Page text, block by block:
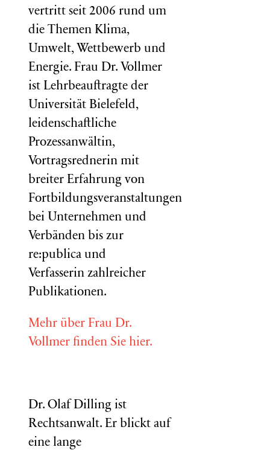
vertritt seit 2006 rund um
die Themen Klima,
Umwelt, Wettbewerb und
Energie. Frau Dr. Vollmer
ist Lehrbeauftragte der
Universität Bielefeld,
leidenschaftliche
Prozessanwältin,
Vortragsrednerin mit
breiter Erfahrung von
Fortbildungsveranstaltungen
bei Unternehmen und
Verbänden bis zur
re:publica und
Verfasserin zahlreicher
Publikationen.
Mehr über Frau Dr.
Vollmer finden Sie hier.
Dr. Olaf Dilling ist
Rechtsanwalt. Er blickt auf
eine lange